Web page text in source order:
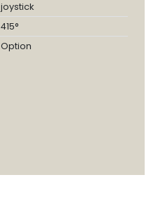
joystick
415°
Option